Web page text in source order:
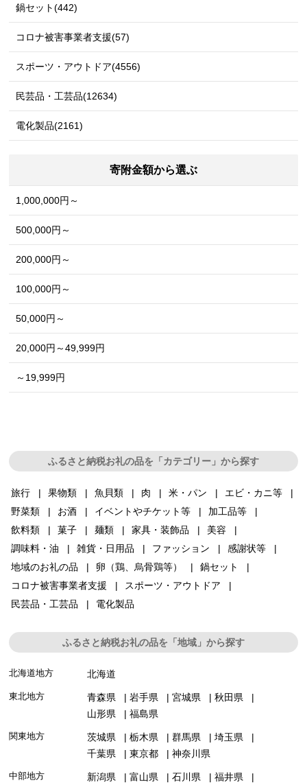
鍋セット(442)
コロナ被害事業者支援(57)
スポーツ・アウトドア(4556)
民芸品・工芸品(12634)
電化製品(2161)
寄附金額から選ぶ
1,000,000円～
500,000円～
200,000円～
100,000円～
50,000円～
20,000円～49,999円
～19,999円
ふるさと納税お礼の品を「カテゴリー」から探す
旅行 果物類 魚貝類 肉 米・パン
エビ・カニ等
野菜類
お酒 イベントやチケット等
加工品等
飲料類
菓子 麺類 家具・装飾品
美容
調味料・油
雑貨・日用品 ファッション
感謝状等
地域のお礼の品
卵（鶏、烏骨鶏等）
鍋セット
コロナ被害事業者支援
スポーツ・アウトドア
民芸品・工芸品
電化製品
ふるさと納税お礼の品を「地域」から探す
北海道地方 北海道
東北地方 青森県 岩手県 宮城県
秋田県
山形県
福島県
関東地方 茨城県 栃木県 群馬県
埼玉県
千葉県
東京都 神奈川県
中部地方 新潟県 富山県 石川県
福井県